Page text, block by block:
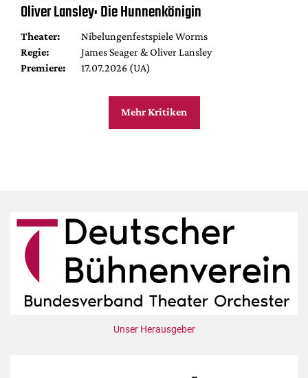
Oliver Lansley: Die Hunnenkönigin
Theater:
Nibelungenfestspiele Worms
Regie:
James Seager & Oliver Lansley
Premiere:
17.07.2026 (UA)
Mehr Kritiken
Unser Herausgeber